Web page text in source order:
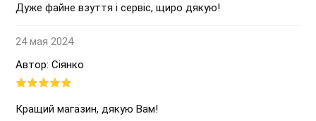
Дуже файне взуття і сервіс, щиро дякую!
24 мая 2024
Автор: Сіянко
Кращий магазин, дякую Вам!